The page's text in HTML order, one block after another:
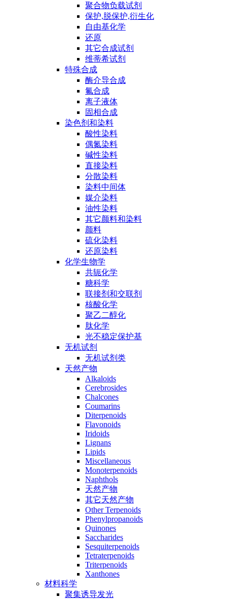
聚合物负载试剂
保护,脱保护,衍生化
自由基化学
还原
其它合成试剂
维蒂希试剂
特殊合成
酶介导合成
氟合成
离子液体
固相合成
染色剂和染料
酸性染料
偶氮染料
碱性染料
直接染料
分散染料
染料中间体
媒介染料
油性染料
其它颜料和染料
颜料
硫化染料
还原染料
化学生物学
共轭化学
糖科学
联接剂和交联剂
核酸化学
聚乙二醇化
肽化学
光不稳定保护基
无机试剂
无机试剂类
天然产物
Alkaloids
Cerebrosides
Chalcones
Coumarins
Diterpenoids
Flavonoids
Iridoids
Lignans
Lipids
Miscellaneous
Monoterpenoids
Naphthols
天然产物
其它天然产物
Other Terpenoids
Phenylpropanoids
Quinones
Saccharides
Sesquiterpenoids
Tetraterpenoids
Triterpenoids
Xanthones
材料科学
聚集诱导发光